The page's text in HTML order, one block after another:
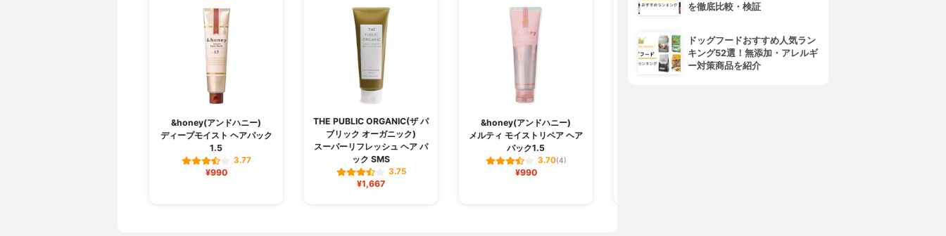
&honey(アンドハニー)
ディープモイスト ヘアパック
1.5
3.77
¥990
THE PUBLIC ORGANIC(ザ パ
ブリック オーガニック)
スーパーリフレッシュ ヘア パ
ック SMS
3.75
¥1,667
&honey(アンドハニー)
メルティ モイストリペア ヘア
パック1.5
3.70(4)
¥990
を徹底比較・検証
ドッグフードおすすめ人気ラン
キング52選！無添加・アレルギ
ー対策商品を紹介